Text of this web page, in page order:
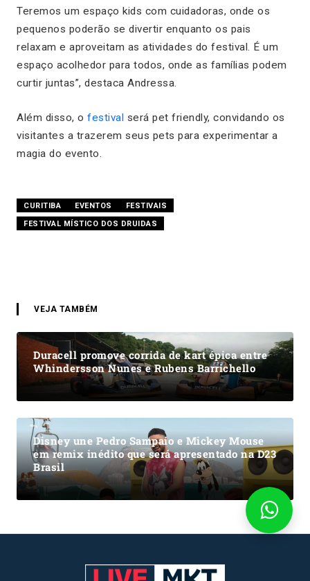
Teremos um espaço kids com cuidadoras, onde os
pequenos poderão se divertir enquanto os pais
relaxam e aproveitam as atividades do festival. É um
espaço acolhedor para todos, onde as famílias podem
curtir juntas”, destaca Andressa.
Além disso, o festival será pet friendly, convidando os
visitantes a trazerem seus pets para experimentar a
magia do evento.
CURITIBA EVENTOS
FESTIVAIS
FESTIVAL MÍSTICO DOS DRUIDAS
VEJA TAMBÉM
Duracell promove corrida de kart épica entre
Whindersson Nunes e Rubens Barrichello
Disney une Pedro Sampaio e Mickey Mouse
em remix inédito que será apresentado na D23
Brasil